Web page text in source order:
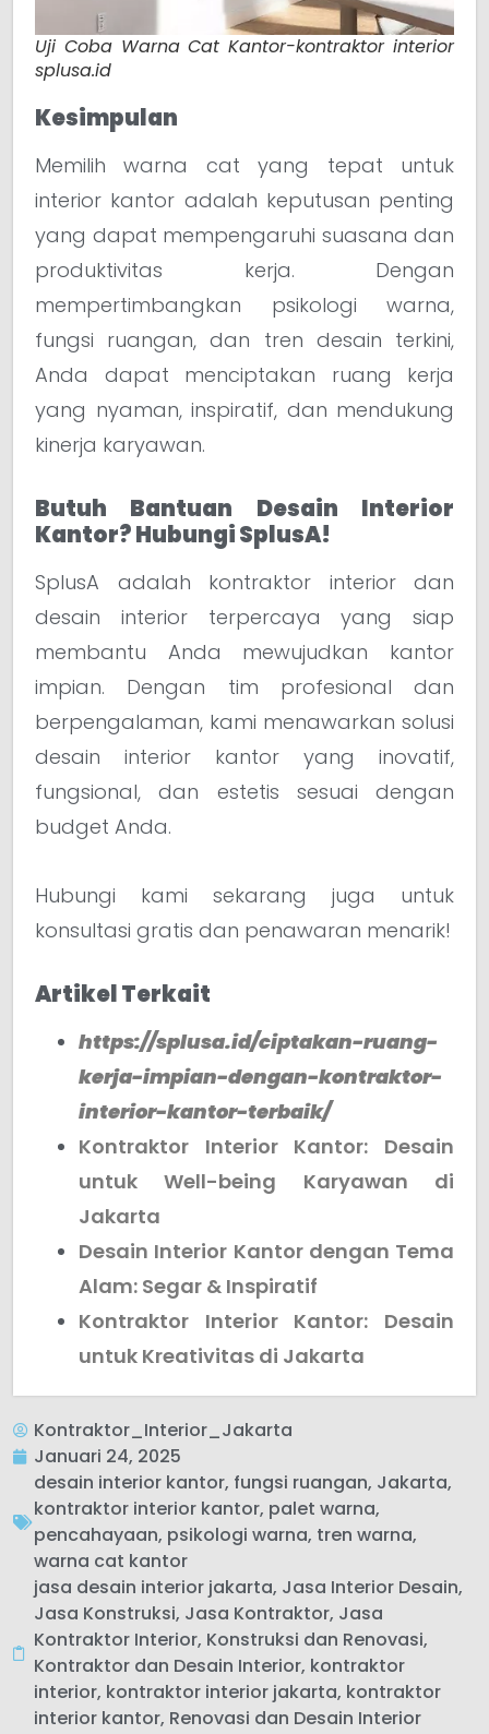
Uji Coba Warna Cat Kantor-kontraktor interior
splusa.id
Kesimpulan
Memilih warna cat yang tepat untuk
interior kantor adalah keputusan penting
yang dapat mempengaruhi suasana dan
produktivitas kerja. Dengan
mempertimbangkan psikologi warna,
fungsi ruangan, dan tren desain terkini,
Anda dapat menciptakan ruang kerja
yang nyaman, inspiratif, dan mendukung
kinerja karyawan.
Butuh Bantuan Desain Interior
Kantor? Hubungi SplusA!
SplusA adalah kontraktor interior dan
desain interior terpercaya yang siap
membantu Anda mewujudkan kantor
impian. Dengan tim profesional dan
berpengalaman, kami menawarkan solusi
desain interior kantor yang inovatif,
fungsional, dan estetis sesuai dengan
budget Anda.
Hubungi kami sekarang juga untuk
konsultasi gratis dan penawaran menarik!
Artikel Terkait
https://splusa.id/ciptakan-ruang-
kerja-impian-dengan-kontraktor-
interior-kantor-terbaik/
Kontraktor Interior Kantor: Desain
untuk Well-being Karyawan di
Jakarta
Desain Interior Kantor dengan Tema
Alam: Segar & Inspiratif
Kontraktor Interior Kantor: Desain
untuk Kreativitas di Jakarta
Kontraktor_Interior_Jakarta
Januari 24, 2025
desain interior kantor, fungsi ruangan, Jakarta,
kontraktor interior kantor, palet warna,
pencahayaan, psikologi warna, tren warna,
warna cat kantor
jasa desain interior jakarta, Jasa Interior Desain,
Jasa Konstruksi, Jasa Kontraktor, Jasa
Kontraktor Interior, Konstruksi dan Renovasi,
Kontraktor dan Desain Interior, kontraktor
interior, kontraktor interior jakarta, kontraktor
interior kantor, Renovasi dan Desain Interior